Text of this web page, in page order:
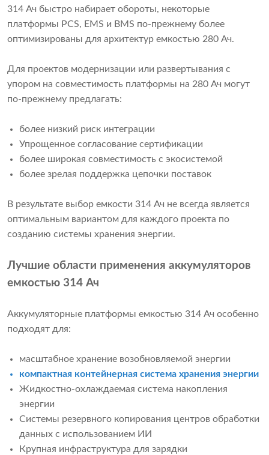
314 Ач быстро набирает обороты, некоторые
платформы PCS, EMS и BMS по-прежнему более
оптимизированы для архитектур емкостью 280 Ач.
Для проектов модернизации или развертывания с
упором на совместимость платформы на 280 Ач могут
по-прежнему предлагать:
более низкий риск интеграции
Упрощенное согласование сертификации
более широкая совместимость с экосистемой
более зрелая поддержка цепочки поставок
В результате выбор емкости 314 Ач не всегда является
оптимальным вариантом для каждого проекта по
созданию системы хранения энергии.
Лучшие области применения аккумуляторов
емкостью 314 Ач
Аккумуляторные платформы емкостью 314 Ач особенно
подходят для:
масштабное хранение возобновляемой энергии
компактная контейнерная система хранения энергии
Жидкостно-охлаждаемая система накопления
энергии
Системы резервного копирования центров обработки
данных с использованием ИИ
Крупная инфраструктура для зарядки